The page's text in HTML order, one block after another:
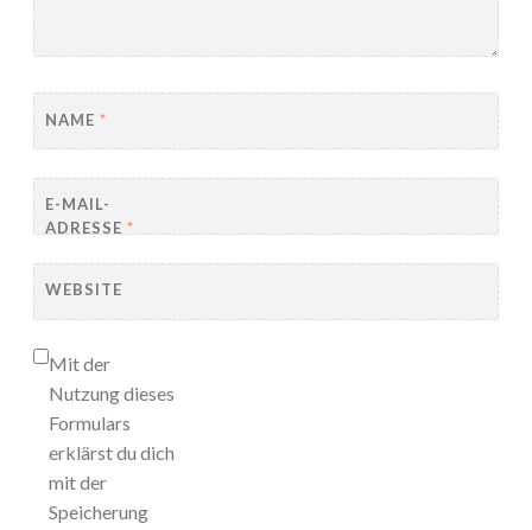
NAME *
E-MAIL-
ADRESSE *
WEBSITE
Mit der
Nutzung dieses
Formulars
erklärst du dich
mit der
Speicherung